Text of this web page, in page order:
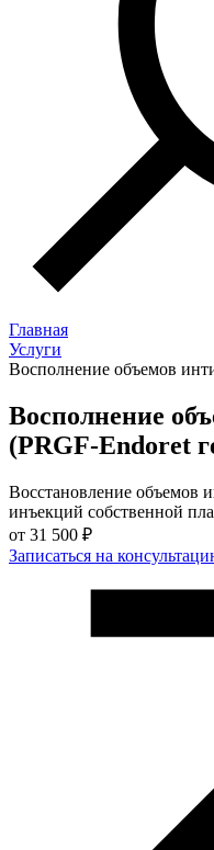
Главная
Услуги
Восполнение объемов
Восполнение
(PRGF-Endoret
Восстановление
инъекций собственной
от 31 500 ₽
Записаться на